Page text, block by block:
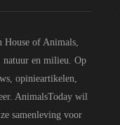
of Animals,
natuur en milieu. Op
opinieartikelen,
AnimalsToday wil
samenleving voor